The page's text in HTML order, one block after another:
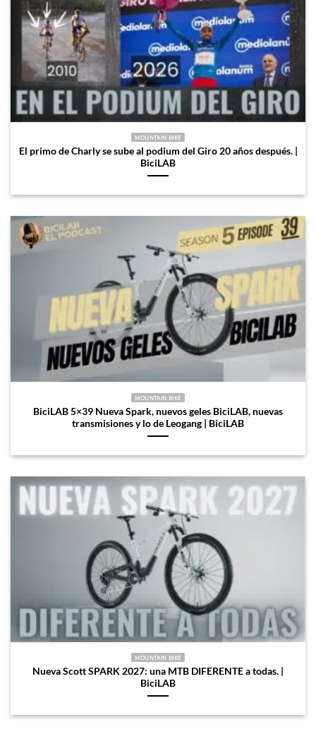
MOUNTAIN BIKE
El primo de Charly se sube al podium del Giro 20 años después. |
BiciLAB
MOUNTAIN BIKE
BiciLAB 5×39 Nueva Spark, nuevos geles BiciLAB, nuevas
transmisiones y lo de Leogang | BiciLAB
MOUNTAIN BIKE
Nueva Scott SPARK 2027: una MTB DIFERENTE a todas. |
BiciLAB